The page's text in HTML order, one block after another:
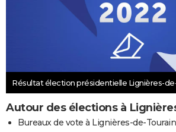
Résultat élection présidentielle Lignières-
Autour des élections à
Bureaux de vote à Lignières-de-